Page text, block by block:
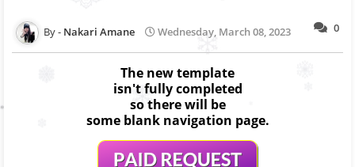
0
Nakari Amane Wednesday, March 08, 2023
The new template
isn't fully completed
so there will be
some blank navigation page.